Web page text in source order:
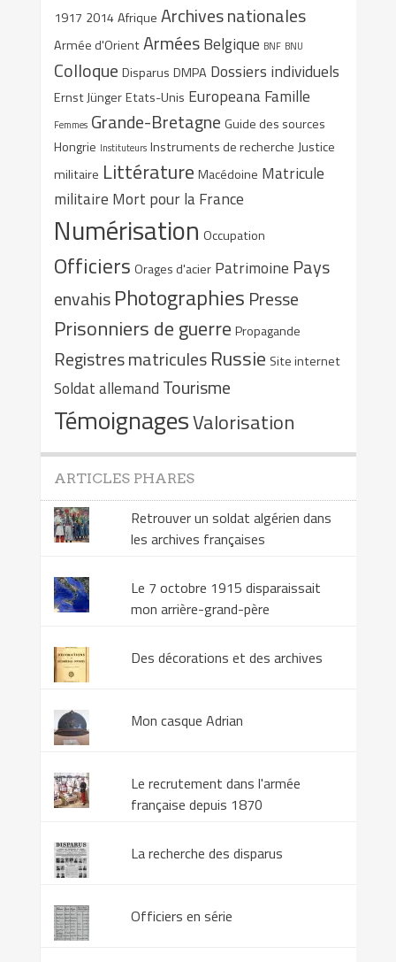
1917 2014Afrique Archives nationales
Armée d'OrientArméesBelgique BNF BNU
Colloque Disparus DMPA Dossiers individuels
Ernst JüngerEtats-Unis EuropeanaFamille
Femmes Grande-Bretagne Guide des sources
Hongrie Instituteurs Instruments de recherche Justice
militaire Littérature Macédoine Matricule
militaire Mort pour la France
Numérisation Occupation
Officiers Orages d'acier Patrimoine Pays
envahis Photographies Presse
Prisonniers de guerre Propagande
Registres matricules Russie Site internet
Soldat allemand Tourisme
TémoignagesValorisation
ARTICLES PHARES
Retrouver un soldat algérien dans
les archives françaises
Le 7 octobre 1915 disparaissait
mon arrière-grand-père
Des décorations et des archives
Mon casque Adrian
Le recrutement dans l'armée
française depuis 1870
La recherche des disparus
Officiers en série